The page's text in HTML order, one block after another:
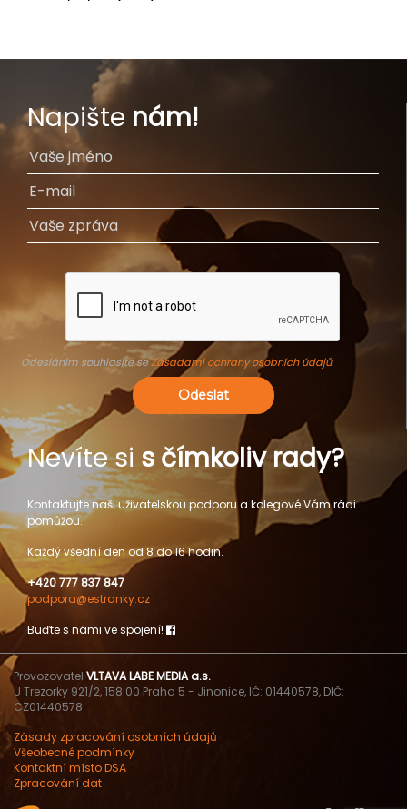
Napište nám!
Odesláním souhlasíte seZásadami ochrany osobních údajů.
Odeslat
Nevíte si s čímkoliv rady?
Kontaktujte naši uživatelskou podporu a kolegové Vám rádi
pomůžou.
Každý všední den od 8 do 16 hodin.
+420 777 837 847
podpora@estranky.cz
Buďte s námi ve spojení!
Provozovatel VLTAVA LABE MEDIA a.s.
U Trezorky 921/2, 158 00 Praha 5 - Jinonice, IČ: 01440578, DIČ:
CZ01440578
Zásady zpracování osobních údajů
Všeobecné podmínky
Kontaktní místo DSA
Zpracování dat